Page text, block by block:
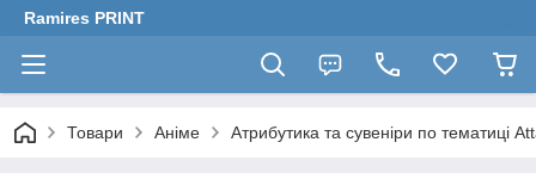
Ramires PRINT
Товари Аніме Атрибутика та сувеніри по тематиці